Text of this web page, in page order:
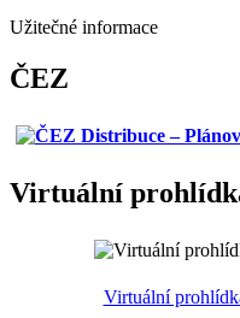
Užitečné informace
ČEZ
Virtuální
Virtuální